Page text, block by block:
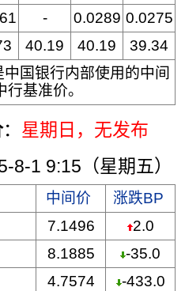
- 0.0289 0.0275
40.19 40.19
39.34
国银行内部使用的中间
基准价。
： 星期日 ，无发布
1 9:15（星期五）
中间价
涨跌BP
7.1496
2.0
8.1885
-35.0
4.7574
-433.0